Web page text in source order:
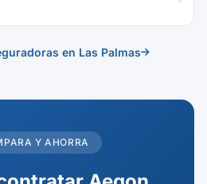
en Las Palmas
Y AHORRA